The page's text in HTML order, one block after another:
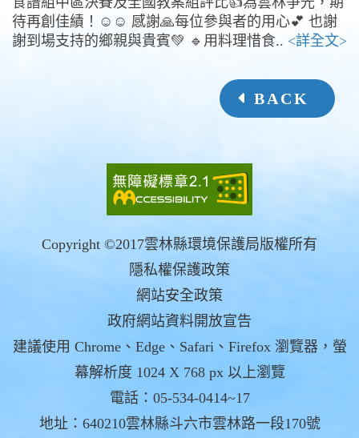
待再創佳績！☺️☺️ 感謝🙏每位參與者的用心💕 也謝
謝到場支持的鄉親與貴賓💚 🔹用料理惜食.. <詳全文>
BACK
Copyright ©2017雲林縣環境保護局版權所有
隱私權保護政策
網站安全政策
政府網站資料開放宣告
建議使用 Chrome、Edge、Safari、Firefox 瀏覽器，螢
幕解析度 1024 X 768 px 以上瀏覽
電話：05-534-0414~17
地址：640210雲林縣斗六市雲林路一段170號